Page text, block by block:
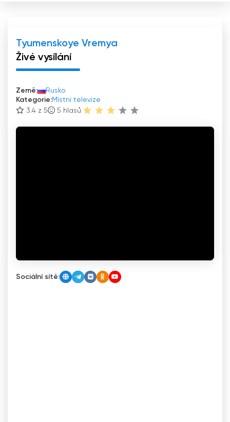
Tyumenskoye Vremya
Živé vysílání
Země:
Rusko
Kategorie:Místní televize
3.4 z 5
5 hlasů
Sociální sítě: